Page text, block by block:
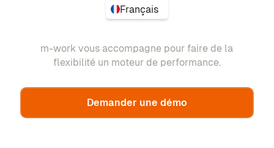
Français
m-work vous accompagne pour faire de la
flexibilité un moteur de performance.
Demander une démo